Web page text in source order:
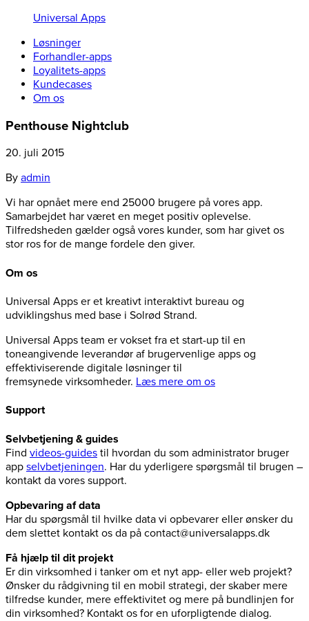
Universal Apps
Løsninger
Forhandler-apps
Loyalitets-apps
Kundecases
Om os
Penthouse Nightclub
20. juli 2015
By admin
Vi har opnået mere end 25000 brugere på vores app.
Samarbejdet har været en meget positiv oplevelse.
Tilfredsheden gælder også vores kunder, som har givet os
stor ros for de mange fordele den giver.
Om os
Universal Apps er et kreativt interaktivt bureau og
udviklingshus med base i Solrød Strand.
Universal Apps team er vokset fra et start-up til en
toneangivende leverandør af brugervenlige apps og
effektiviserende digitale løsninger til
fremsynede virksomheder. Læs mere om os
Support
Selvbetjening & guides
Find videos-guides til hvordan du som administrator bruger
app selvbetjeningen. Har du yderligere spørgsmål til brugen –
kontakt da vores support.
Opbevaring af data
Har du spørgsmål til hvilke data vi opbevarer eller ønsker du
dem slettet kontakt os da på contact@universalapps.dk
Få hjælp til dit projekt
Er din virksomhed i tanker om et nyt app- eller web projekt?
Ønsker du rådgivning til en mobil strategi, der skaber mere
tilfredse kunder, mere effektivitet og mere på bundlinjen for
din virksomhed? Kontakt os for en uforpligtende dialog.